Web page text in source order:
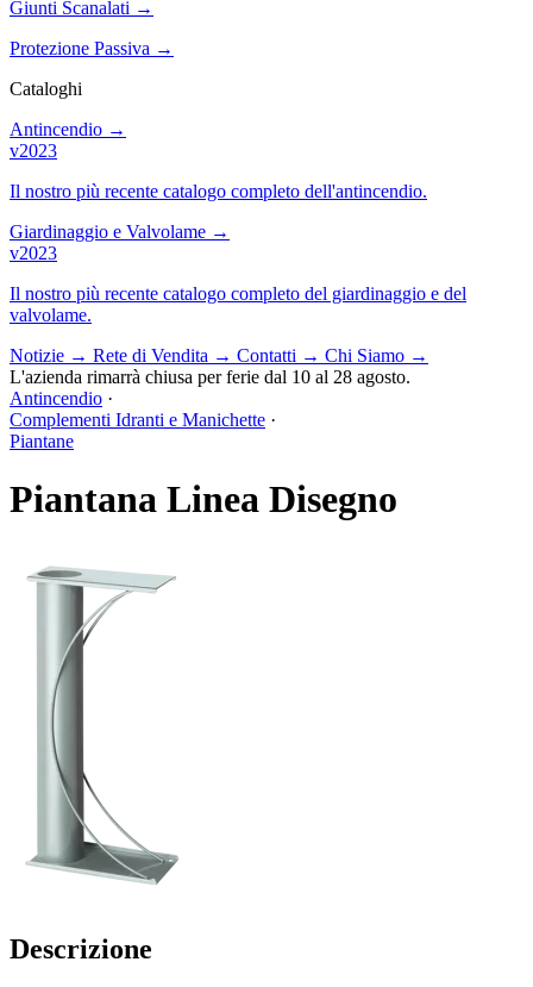
Giunti Scanalati →
Protezione Passiva →
Cataloghi
Antincendio →
v2023
Il nostro più recente catalogo completo dell'antincendio.
Giardinaggio e Valvolame →
v2023
Il nostro più recente catalogo completo del giardinaggio e del
valvolame.
Notizie → Rete di Vendita → Contatti → Chi Siamo →
L'azienda rimarrà chiusa per ferie dal 10 al 28 agosto.
Antincendio ·
Complementi Idranti e Manichette ·
Piantane
Piantana Linea Disegno
Descrizione